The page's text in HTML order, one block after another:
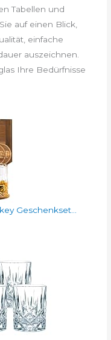
Tabellen und
auf einen Blick,
einfache
auszeichnen.
Ihre Bedürfnisse
Geschenkset...